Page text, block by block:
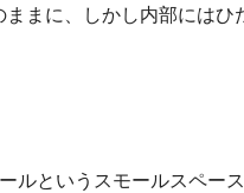
ままに、しかし内部にはひ
ルというスモールスペー